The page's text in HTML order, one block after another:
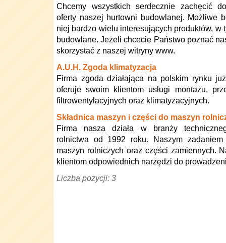
Chcemy wszystkich serdecznie zachęcić
oferty naszej hurtowni budowlanej. Możliwe
niej bardzo wielu interesujących produktów, w
budowlane. Jeżeli chcecie Państwo poznać
skorzystać z naszej witryny www.
A.U.H. Zgoda klimatyzacja
Firma zgoda działająca na polskim rynku
oferuje swoim klientom usługi montażu,
filtrowentylacyjnych oraz klimatyzacyjnych.
Składnica maszyn i części do maszyn
Firma nasza działa w branży
rolnictwa od 1992 roku. Naszym zadaniem
maszyn rolniczych oraz części zamiennych.
klientom odpowiednich narzędzi do
Liczba pozycji: 3